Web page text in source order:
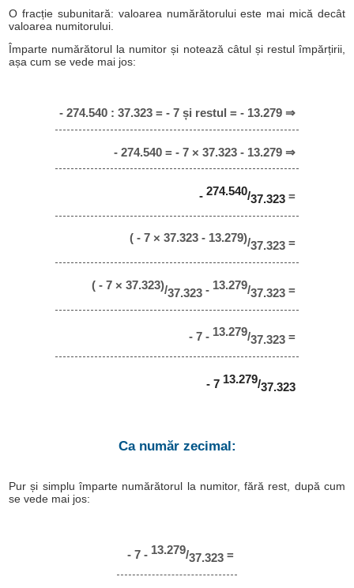
O fracție subunitară: valoarea numărătorului este mai mică decât
valoarea numitorului.
Împarte numărătorul la numitor și notează câtul și restul împărțirii,
așa cum se vede mai jos:
- 274.540 : 37.323 = - 7 și restul = - 13.279 ⇒
- 274.540 = - 7 × 37.323 - 13.279 ⇒
- 274.540/37.323=
( - 7 × 37.323 - 13.279)/37.323=
( - 7 × 37.323)/37.323- 13.279/37.323=
- 7 - 13.279/37.323=
- 7 13.279/37.323
Ca număr zecimal:
Pur și simplu împarte numărătorul la numitor, fără rest, după cum
se vede mai jos:
- 7 - 13.279/37.323=